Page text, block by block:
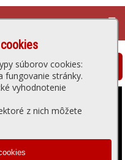
☰
súborov cookies:
fungovanie stránky.
vyhodnotenie
z nich môžete
videa